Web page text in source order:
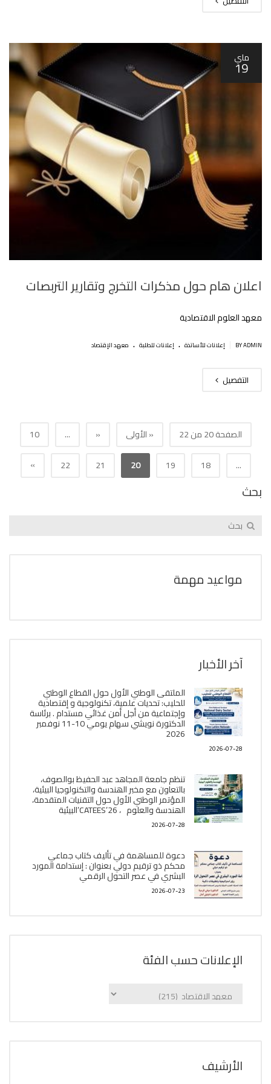
ماي
19
اعلان هام حول مذكرات التخرج وتقارير التربصات‎
معهد العلوم الاقتصادية
BY ADMIN إعلانات للأساتذة . إعلانات للطلبة . معهد الإقتصاد
التفصيل
الصفحة 20 من 22 « الأولى «
...
10
...
18
19
20
21
22
»
بحث
مواعيد مهمة
آخر الأخبار
الملتقى الوطني الأول حول القطاع الوطني
للحليب: تحديات علمية، تكنولوجية و إقتصادية
وإجتماعية من أجل أمن غذائي مستدام . برئاسة
الدكتورة نويشي سهام يومي 10-11 نوفمبر
2026
2026-07-28
تنظم جامعة المجاهد عبد الحفيظ بوالصوف،
بالتعاون مع مخبر الھندسة والتكنولوجيا البیئیة،
المؤتمر الوطني الأول حول التقنيات المتقدمة،
الھندسة والعلوم ، CATEES’26’البیئية
2026-07-28
دعوة للمساهمة في تأليف كتاب جماعي
محكم ذو ترقيم دولي بعنوان : إستدامة المورد
البشري في عصر التحول الرقمي
2026-07-23
الإعلانات حسب الفئة
الإعلانات
اﻷرشيف